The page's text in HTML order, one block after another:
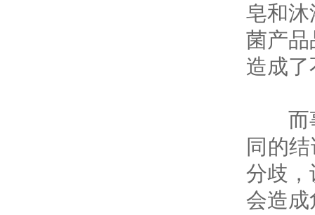
皂和沐
菌产品
造成
而事
同的
分歧，
会造成